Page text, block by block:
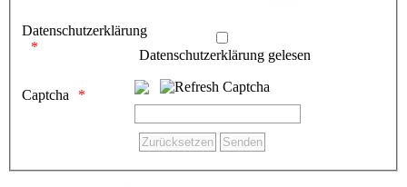
Datenschutzerklärung
Datenschutzerklärung gelesen
Captcha